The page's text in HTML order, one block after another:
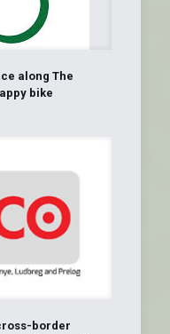
along The
bike
border